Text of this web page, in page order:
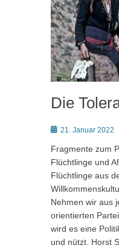
Die
Posted
21. Januar 2022
Fragmente zum
Flüchtlinge und
Flüchtlinge aus
Nehmen wir aus
orientierten
wird es eine
und nützt. Horst